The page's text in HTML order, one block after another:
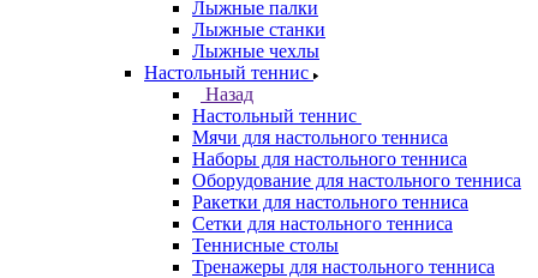
Лыжные палки
Лыжные станки
Лыжные чехлы
Настольный теннис
Назад
Настольный теннис
Мячи для настольного тенниса
Наборы для настольного тенниса
Оборудование для настольного тенниса
Ракетки для настольного тенниса
Сетки для настольного тенниса
Теннисные столы
Тренажеры для настольного тенниса